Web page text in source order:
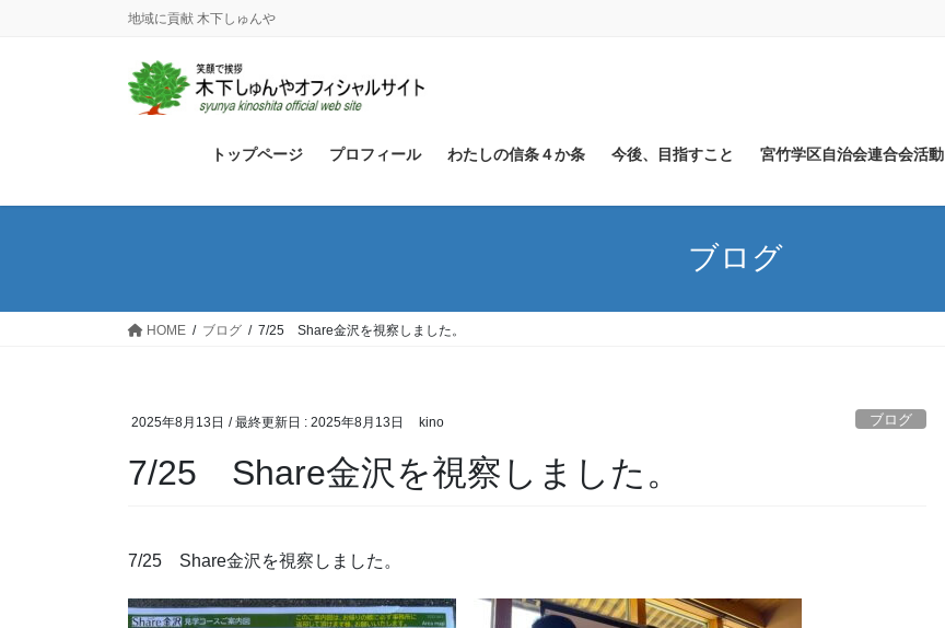
地域に貢献 木下しゅんや
トップページ プロフィール わたしの信条４か条 今後、目指すこと 宮竹学区自治会連合会活動
ブログ
HOME ブログ 7/25 Share金沢を視察しました。
2025年8月13日 / 最終更新日 : 2025年8月13日 kino ブログ
7/25 Share金沢を視察しました。
7/25 Share金沢を視察しました。